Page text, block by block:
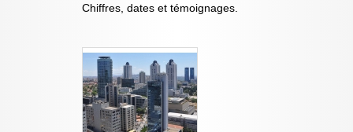
Chiffres, dates et témoignages.